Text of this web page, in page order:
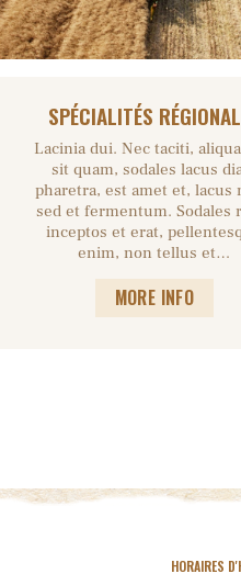
SPÉCIALITÉS
Lacinia dui. Nec taciti,
sit quam, sodales lacus
pharetra, est amet et, lacus
sed et fermentum. Sodales
inceptos et erat,
enim, non tellus et…
MORE INFO
HORAIRES